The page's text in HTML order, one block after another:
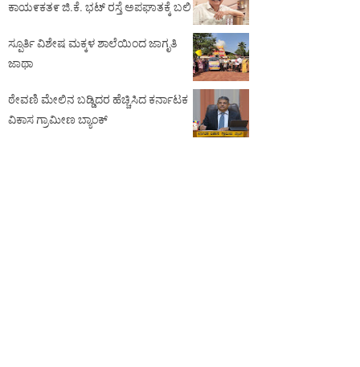
ಕಾಯ೯ಕತ೯ ಜಿ.ಕೆ. ಭಟ್ ರಸ್ತೆ ಅಪಘಾತಕ್ಕೆ ಬಲಿ
ಸ್ಪೂರ್ತಿ ವಿಶೇಷ ಮಕ್ಕಳ ಶಾಲೆಯಿಂದ ಜಾಗೃತಿ
ಜಾಥಾ
ಠೇವಣಿ ಮೇಲಿನ ಬಡ್ಡಿದರ ಹೆಚ್ಚಿಸಿದ ಕರ್ನಾಟಕ
ವಿಕಾಸ ಗ್ರಾಮೀಣ ಬ್ಯಾಂಕ್